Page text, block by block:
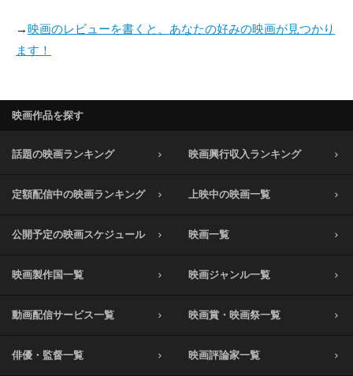
→映画のレビューを書くと、あなたの好みの映画が見つかり
ます！
映画作品を探す
話題の映画ランキング 映画興行収入ランキング
定額配信中の映画ランキング 上映中の映画一覧
公開予定の映画スケジュール 映画一覧
映画製作国一覧 映画ジャンル一覧
動画配信サービス一覧 映画賞・映画祭一覧
俳優・監督一覧 映画評論家一覧